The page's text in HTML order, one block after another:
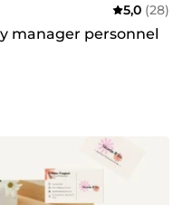
5,0 (28)
manager personnel